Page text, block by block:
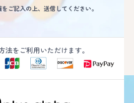
ご記入の上、送信してください。
法をご利用いただけます。